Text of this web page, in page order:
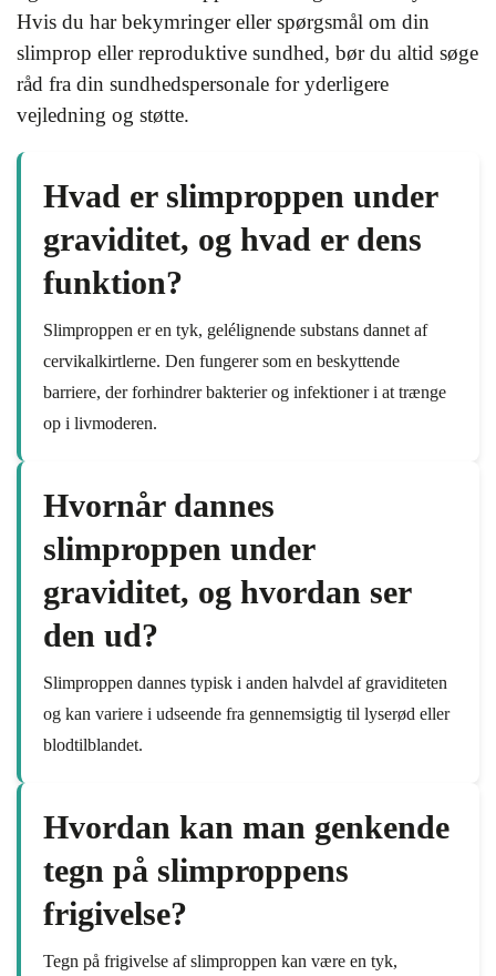
Hvis du har bekymringer eller spørgsmål om din
slimprop eller reproduktive sundhed, bør du altid søge
råd fra din sundhedspersonale for yderligere
vejledning og støtte.
Hvad er slimproppen under
graviditet, og hvad er dens
funktion?
Slimproppen er en tyk, gelélignende substans dannet af
cervikalkirtlerne. Den fungerer som en beskyttende
barriere, der forhindrer bakterier og infektioner i at trænge
op i livmoderen.
Hvornår dannes
slimproppen under
graviditet, og hvordan ser
den ud?
Slimproppen dannes typisk i anden halvdel af graviditeten
og kan variere i udseende fra gennemsigtig til lyserød eller
blodtilblandet.
Hvordan kan man genkende
tegn på slimproppens
frigivelse?
Tegn på frigivelse af slimproppen kan være en tyk,